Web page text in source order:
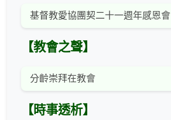
基督教愛協團契二十一週年感恩會
【教會之聲】
分齡崇拜在教會
【時事透析】